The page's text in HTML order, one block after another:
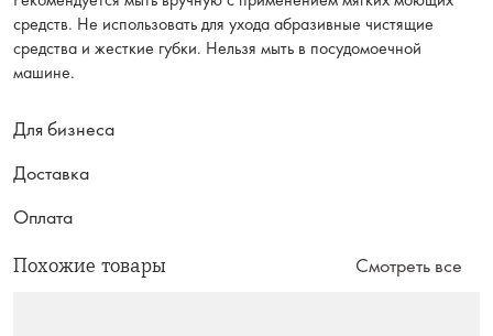
средств. Не использовать для ухода абразивные чистящие
средства и жесткие губки. Нельзя мыть в посудомоечной
машине.
Для бизнеса
Доставка
Оплата
Похожие товары Смотреть все